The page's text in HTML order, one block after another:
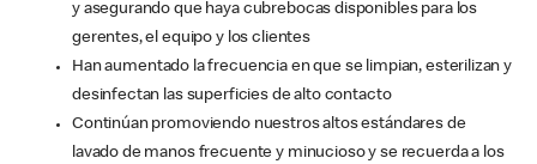
y asegurando que haya cubrebocas disponibles para los
gerentes, el equipo y los clientes
Han aumentado la frecuencia en que se limpian, esterilizan y
desinfectan las superficies de alto contacto
Continúan promoviendo nuestros altos estándares de
lavado de manos frecuente y minucioso y se recuerda a los